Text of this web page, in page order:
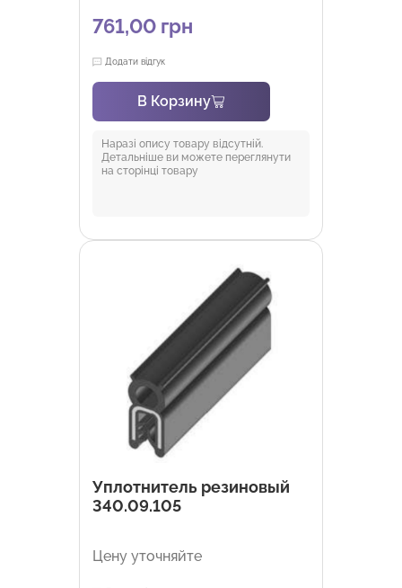
761,00 грн
Додати відгук
В Корзину
Наразі опису товару відсутній.
Детальніше ви можете переглянути
на сторінці товару
Уплотнитель резиновый
340.09.105
Цену уточняйте